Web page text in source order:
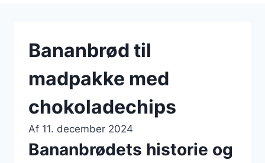
Bananbrød til
madpakke med
chokoladechips
Af 11. december 2024
Bananbrødets historie og